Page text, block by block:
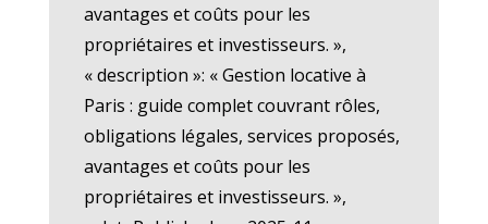
avantages et coûts pour les
propriétaires et investisseurs. »,
« description »: « Gestion locative à
Paris : guide complet couvrant rôles,
obligations légales, services proposés,
avantages et coûts pour les
propriétaires et investisseurs. »,